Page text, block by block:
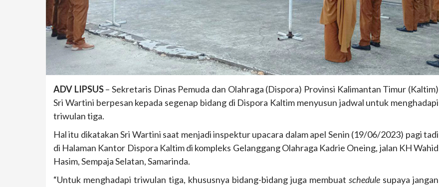
ADV LIPSUS– Sekretaris Dinas Pemuda dan Olahraga (Dispora) Provinsi Kalimantan Timur (Kaltim)
Sri Wartini berpesan kepada segenap bidang di Dispora Kaltim menyusun jadwal untuk menghadapi
triwulan tiga.
Hal itu dikatakan Sri Wartini saat menjadi inspektur upacara dalam apel Senin (19/06/2023) pagi tadi
di Halaman Kantor Dispora Kaltim di kompleks Gelanggang Olahraga Kadrie Oneing, jalan KH Wahid
Hasim, Sempaja Selatan, Samarinda.
“Untuk menghadapi triwulan tiga, khususnya bidang-bidang juga membuat schedule supaya jangan